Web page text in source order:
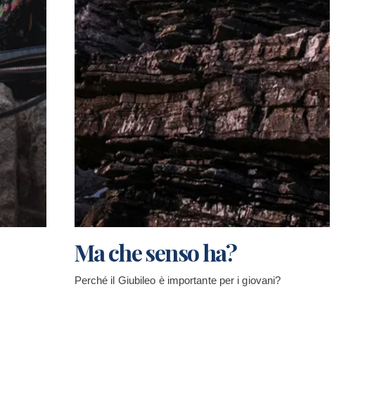
Ma che senso ha?
Perché il Giubileo è importante per i giovani?